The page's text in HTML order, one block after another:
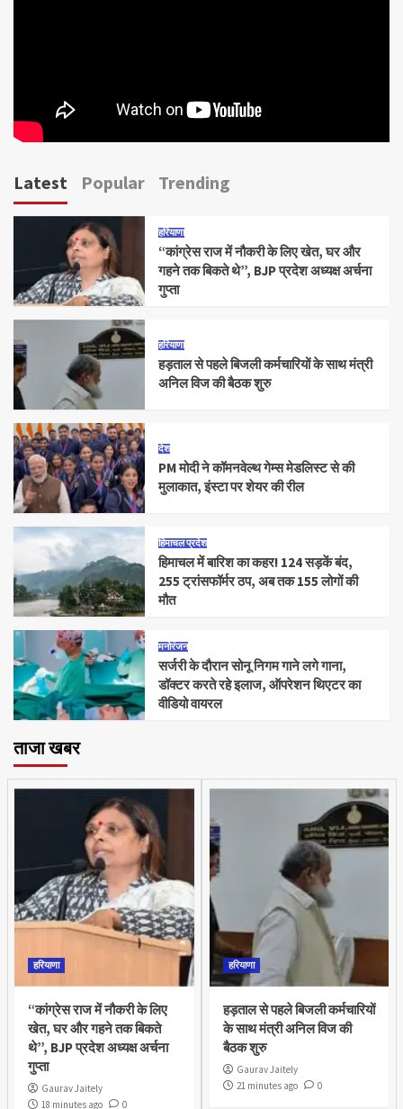
Latest Popular Trending
हरियाणा
“कांग्रेस राज में नौकरी के लिए खेत, घर और
गहने तक बिकते थे”, BJP प्रदेश अध्यक्ष अर्चना
गुप्ता
हरियाणा
हड़ताल से पहले बिजली कर्मचारियों के साथ मंत्री
अनिल विज की बैठक शुरु
देश
PM मोदी ने कॉमनवेल्थ गेम्स मेडलिस्ट से की
मुलाकात, इंस्टा पर शेयर की रील
हिमाचल प्रदेश
हिमाचल में बारिश का कहर! 124 सड़कें बंद,
255 ट्रांसफॉर्मर ठप, अब तक 155 लोगों की
मौत
मनोरंजन
सर्जरी के दौरान सोनू निगम गाने लगे गाना,
डॉक्टर करते रहे इलाज, ऑपरेशन थिएटर का
वीडियो वायरल
ताजा खबर
हरियाणा
“कांग्रेस राज में नौकरी के लिए
खेत, घर और गहने तक बिकते
थे”, BJP प्रदेश अध्यक्ष अर्चना
गुप्ता
Gaurav Jaitely
18 minutes ago
0
हरियाणा
हड़ताल से पहले बिजली कर्मचारियों
के साथ मंत्री अनिल विज की
बैठक शुरु
Gaurav Jaitely
21 minutes ago
0